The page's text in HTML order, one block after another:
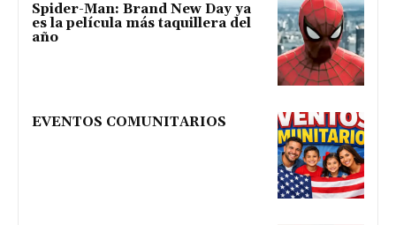
Spider-Man: Brand New Day ya
es la película más taquillera del
año
EVENTOS COMUNITARIOS